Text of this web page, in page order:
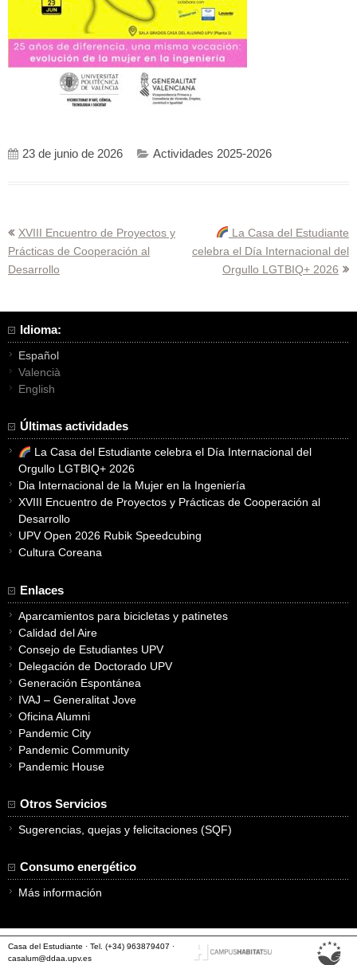
23 de junio de 2026 Actividades 2025-2026
Navegación
de
XVIII Encuentro de Proyectos y
Prácticas de Cooperación al
Desarrollo
La Casa del Estudiante
celebra el Día Internacional del
Orgullo LGTBIQ+ 2026
Idioma:
Español
Valencià
English
Últimas actividades
La Casa del Estudiante celebra el Día Internacional del
Orgullo LGTBIQ+ 2026
Dia Internacional de la Mujer en la Ingeniería
XVIII Encuentro de Proyectos y Prácticas de Cooperación al
Desarrollo
UPV Open 2026 Rubik Speedcubing
Cultura Coreana
Enlaces
Aparcamientos para bicicletas y patinetes
Calidad del Aire
Consejo de Estudiantes UPV
Delegación de Doctorado UPV
Generación Espontánea
IVAJ – Generalitat Jove
Oficina Alumni
Pandemic City
Pandemic Community
Pandemic House
Otros Servicios
Sugerencias, quejas y felicitaciones (SQF)
Consumo energético
Más información
Casa del Estudiante · Tel. (+34) 963879407 ·
casalum@ddaa.upv.es